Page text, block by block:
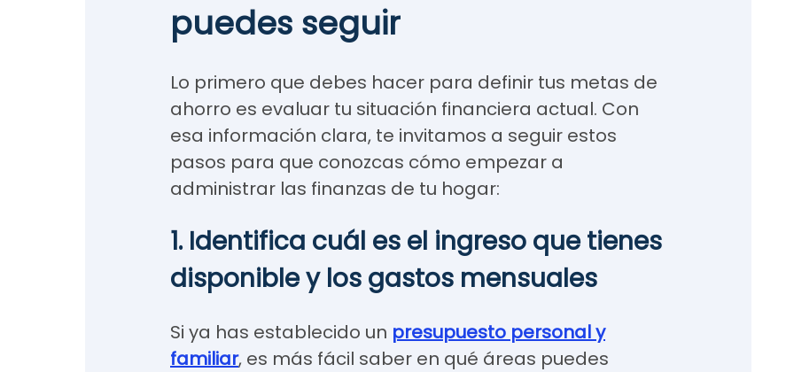
puedes seguir
Lo primero que debes hacer para definir tus metas de
ahorro es evaluar tu situación financiera actual. Con
esa información clara, te invitamos a seguir estos
pasos para que conozcas cómo empezar a
administrar las finanzas de tu hogar:
1. Identifica cuál es el ingreso que tienes
disponible y los gastos mensuales
Si ya has establecido un presupuesto personal y
familiar, es más fácil saber en qué áreas puedes